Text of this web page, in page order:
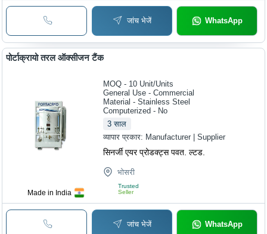
जांच भेजें WhatsApp
Made in India
पोर्टाक्रायो तरल ऑक्सीजन टैंक
MOQ - 10 Unit/Units
General Use - Commercial
Material - Stainless Steel
Computerized - No
3 साल
व्यापार प्रकार: Manufacturer | Supplier
सिनर्जी एयर प्रोडक्ट्स पवत. ल्टड.
भोसरी
Trusted
Seller
जांच भेजें WhatsApp